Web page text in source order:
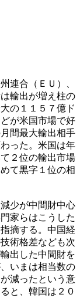
連合（ＥＵ）、
輸出が増え柱の
の１１５７億ド
が米国市場で好
間最大輸出相手
った。米国は年
２位の輸出市場
て黒字１位の相
少が中間財中心
家らはこうした
摘する。中国経
術格差なども次
出した中間財を
いまは相当数の
減ったという意
と、韓国は２０